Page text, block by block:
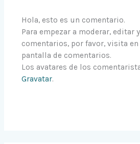
Hola, esto es un comentario.
Para empezar a moderar, editar
comentarios, por favor, visita
pantalla de comentarios.
Los avatares de los
Gravatar.